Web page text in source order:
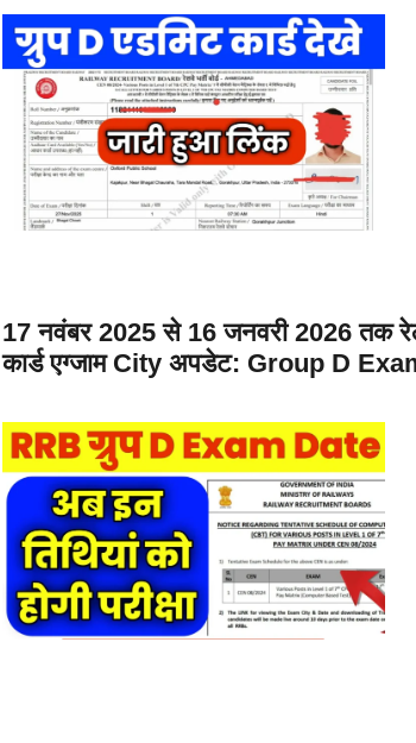
17 नवंबर 2025 से 16 जनवरी 2026 तक
कार्ड एग्जाम City अपडेट: Group D